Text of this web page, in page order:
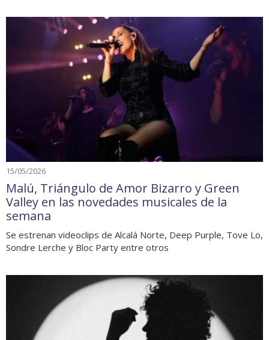
15/05/2026
Malú, Triángulo de Amor Bizarro y Green
Valley en las novedades musicales de la
semana
Se estrenan videoclips de Alcalá Norte, Deep Purple, Tove Lo,
Sondre Lerche y Bloc Party entre otros